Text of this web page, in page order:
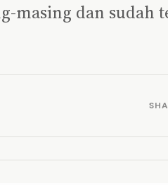
masing dan sudah